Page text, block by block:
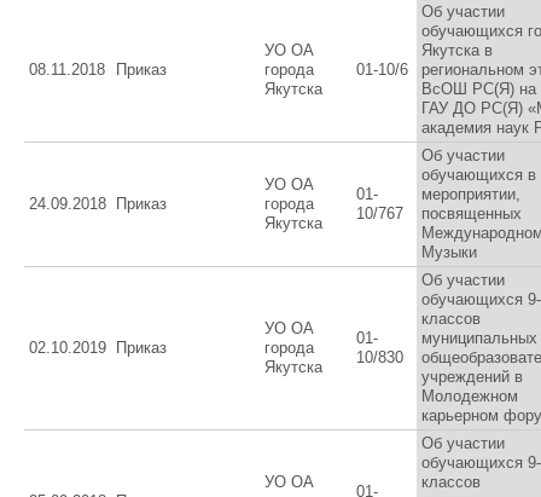
08.11.2018 Приказ
УО ОА
города
Якутска
01-10/6
Об участии
обучающихся
Якутска в
региональном
ВсОШ РС(Я) на
ГАУ ДО РС(Я)
академия наук
24.09.2018 Приказ
УО ОА
города
Якутска
01-
10/767
Об участии
обучающихся в
мероприятии,
посвященных
Музыки
02.10.2019 Приказ
УО ОА
города
Якутска
01-
10/830
Об участии
обучающихся
классов
муниципальных
учреждений в
Молодежном
карьерном
УО ОА
01-
Об участии
обучающихся
классов